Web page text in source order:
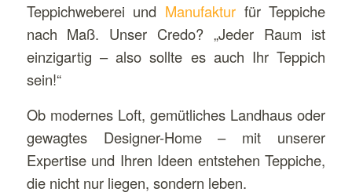
Teppichweberei und Manufaktur für Teppiche
nach Maß. Unser Credo? „Jeder Raum ist
einzigartig – also sollte es auch Ihr Teppich
sein!“
Ob modernes Loft, gemütliches Landhaus oder
gewagtes Designer-Home – mit unserer
Expertise und Ihren Ideen entstehen Teppiche,
die nicht nur liegen, sondern leben.